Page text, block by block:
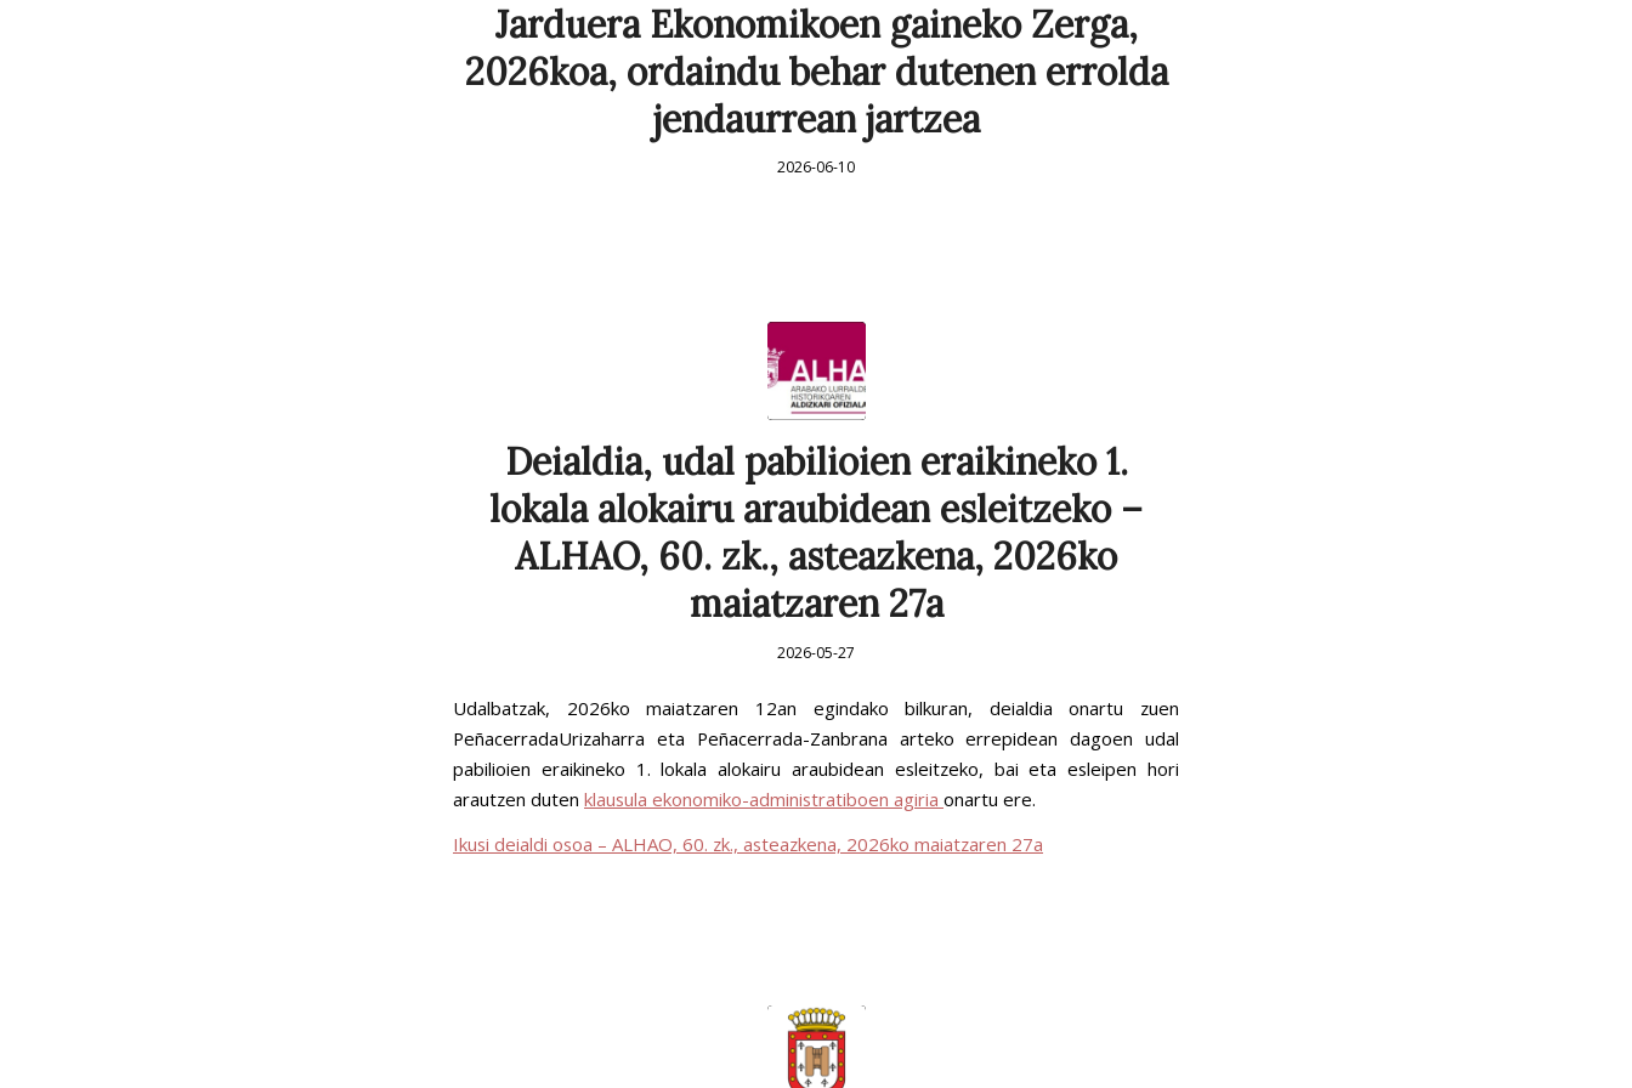
Jarduera Ekonomikoen gaineko Zerga,
2026koa, ordaindu behar dutenen errolda
jendaurrean jartzea
2026-06-10
Deialdia, udal pabilioien eraikineko 1.
lokala alokairu araubidean esleitzeko –
ALHAO, 60. zk., asteazkena, 2026ko
maiatzaren 27a
2026-05-27
Udalbatzak, 2026ko maiatzaren 12an egindako bilkuran, deialdia onartu zuen
PeñacerradaUrizaharra eta Peñacerrada-Zanbrana arteko errepidean dagoen udal
pabilioien eraikineko 1. lokala alokairu araubidean esleitzeko, bai eta esleipen hori
arautzen duten klausula ekonomiko-administratiboen agiria onartu ere.
Ikusi deialdi osoa – ALHAO, 60. zk., asteazkena, 2026ko maiatzaren 27a